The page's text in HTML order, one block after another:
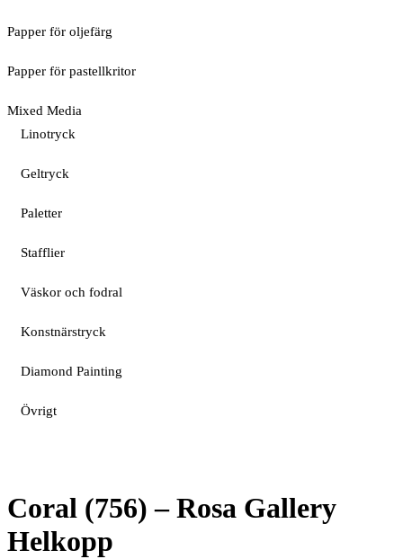
Papper för oljefärg
Papper för pastellkritor
Mixed Media
Linotryck
Geltryck
Paletter
Stafflier
Väskor och fodral
Konstnärstryck
Diamond Painting
Övrigt
Coral (756) – Rosa Gallery
Helkopp